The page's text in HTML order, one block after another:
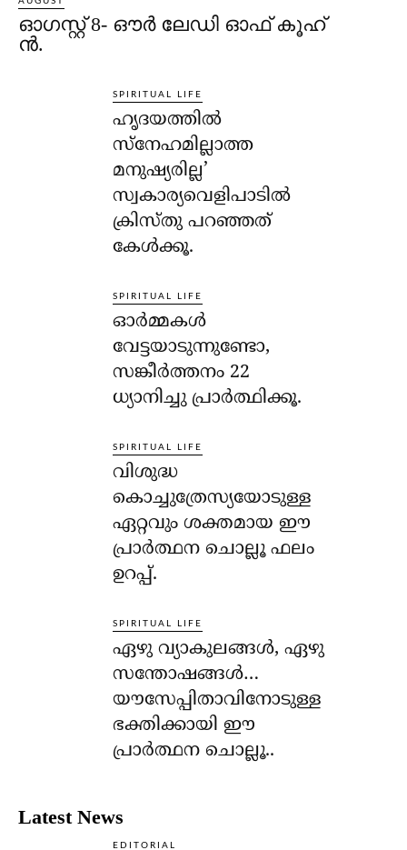
ഓഗസ്റ്റ് 8- ഔര്‍ ലേഡി ഓഫ് കൂഹ്
ന്‍.
SPIRITUAL LIFE
ഹൃദയത്തില്‍
സ്‌നേഹമില്ലാത്ത
മനുഷ്യരില്ല’
സ്വകാര്യവെളിപാടില്‍
ക്രിസ്തു പറഞ്ഞത്
കേള്‍ക്കൂ.
SPIRITUAL LIFE
ഓര്‍മ്മകള്‍
വേട്ടയാടുന്നുണ്ടോ,
സങ്കീര്‍ത്തനം 22
ധ്യാനിച്ചു പ്രാര്‍ത്ഥിക്കൂ.
SPIRITUAL LIFE
വിശുദ്ധ
കൊച്ചുത്രേസ്യയോടുള്ള
ഏറ്റവും ശക്തമായ ഈ
പ്രാര്‍ത്ഥന ചൊല്ലൂ ഫലം
ഉറപ്പ്.
SPIRITUAL LIFE
ഏഴു വ്യാകുലങ്ങള്‍, ഏഴു
സന്തോഷങ്ങള്‍…
യൗസേപ്പിതാവിനോടുള്ള
ഭക്തിക്കായി ഈ
പ്രാര്‍ത്ഥന ചൊല്ലൂ..
Latest News
EDITORIAL